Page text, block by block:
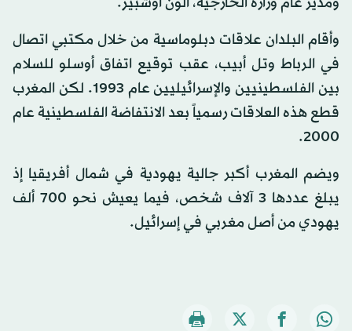
وأقام البلدان علاقات دبلوماسية من خلال مكتبي اتصال
في الرباط وتل أبيب، عقب توقيع اتفاق أوسلو للسلام
بين الفلسطينيين والإسرائيليين عام 1993. لكن المغرب
قطع هذه العلاقات رسمياً بعد الانتفاضة الفلسطينية عام
2000.
ويضم المغرب أكبر جالية يهودية في شمال أفريقيا إذ
يبلغ عددها 3 آلاف شخص، فيما يعيش نحو 700 ألف
يهودي من أصل مغربي في إسرائيل.